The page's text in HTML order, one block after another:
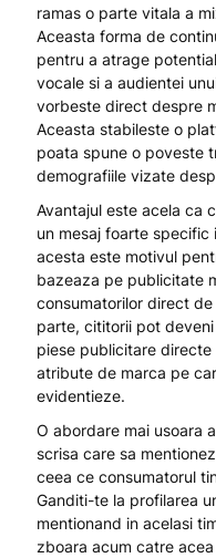
ramas o parte vitala a
Aceasta forma de
pentru a atrage
vocale si a audientei
vorbeste direct despre
Aceasta stabileste o
poata spune o poveste
demografiile vizate
Avantajul este acela ca
un mesaj foarte
acesta este motivul
bazeaza pe publicitate
consumatorilor direct
parte, cititorii pot
piese publicitare
atribute de marca pe
evidentieze.
O abordare mai usoara
scrisa care sa
ceea ce consumatorul
Ganditi-te la profilarea
mentionand in acelasi
zboara acum catre